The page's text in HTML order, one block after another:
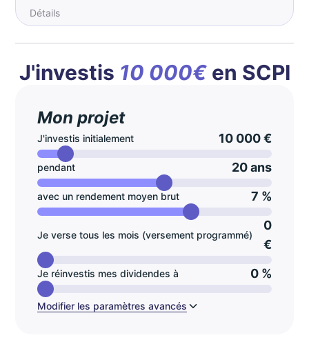
Détails
J'investis 10 000€en SCPI
Mon projet
J'investis initialement 10 000 €
pendant 20 ans
avec un rendement moyen brut 7 %
Je verse tous les mois (versement programmé)
0
€
Je réinvestis mes dividendes à 0 %
Modifier les paramètres avancés